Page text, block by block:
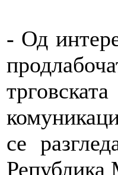
- Од
се
Република